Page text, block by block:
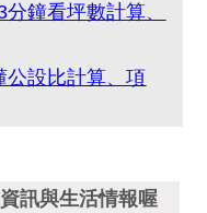
鐘看坪數計算、
公設比計算、項
訊與生活情報喔